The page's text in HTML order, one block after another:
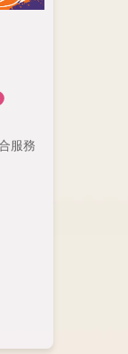
服務